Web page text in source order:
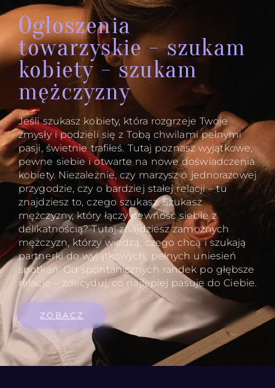
Ogłoszenia
towarzyskie - szukam
kobiety - szukam
mężczyzny
Jeśli szukasz kobiety, która rozgrzeje Twoje
zmysły i podzieli się z Tobą chwilami pełnymi
pasji, świetnie trafiłeś. Tutaj poznasz wyjątkowe,
pewne siebie i otwarte na nowe doświadczenia
kobiety. Niezależnie, czy marzysz o jednorazowej
przygodzie, czy o bardziej stałej relacji – tu
znajdziesz to, czego szukasz. Szukasz
mężczyzny, który łączy pewność siebie z
delikatnością? Tutaj znajdziesz zamożnych
mężczyzn, którzy wiedzą, czego chcą i szukają
partnerki do wyjątkowych, pełnych uniesień
spotkań. Od spontanicznych randek po głębsze
relacje – zdecyduj, co najlepiej pasuje do Ciebie.
ZOBACZ